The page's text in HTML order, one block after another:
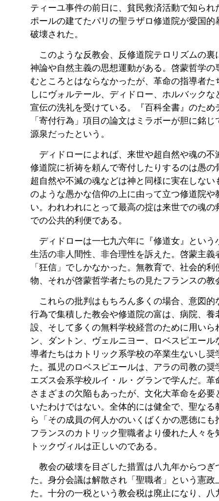
ティーユ事件の前日に、貧民救済活動で知られ
ポールの建てたパリの聖ラザロ修道院が愛国的
破壊された。
このような反教会、反修道院テロリズムの裏
神論や自然主義の思想運動がある。啓蒙哲学の
むところとはならなかったが、革命の指導者た
しにヴォルテール、ディドロー、ホルバック
宣伝の洗礼を受けている。『百科全書』のため
「寄付行為」項目の論文はミラボーが胆に銘
源泉だったという。
ディドローによれば、来世や超自然や魂の不
修道院に祈祷を頼んで寄付したりするのは愚の
超自然や不滅の魂などは神と同様に実在しない
のような愚かな信仰の上に由って立つ修道院や
い。われわれにとって最高の掟は来世での魂の
での公共的利便である。
ディドローは一七九六年に『修道女』という
生活の非人間性、非合理性を訴えた。啓蒙主義
「狂信」でしかなかった。無教育で、社会的
物、それが啓蒙哲学者たちの見たフランスの教
これらの批判はもちろん多くの場合、意図的
行為で集積した教会や修道院の富は、病院、養
設、そして多くの無料学校経営のために用いら
ン、ダントン、ヴェルニヨー、ロベスピエール
導者たちはカトリック系学校の卒業生ないし奨
た。孤児のロベスピエールは、アラの司教の奨
エズス会系学校ルイ・ル・グランで学んだ。革
さまざまの欠陥もあったが、文化大革命を必要
いたわけではない。全体的には健全で、聖なる
ら「その成員の何人かのいくばくかの悪徳にも
フランスのカトリック聖職者より優れた人々を
トックヴィルは正しいのである。
教会の破壊を目ざした措置は八九年からつぎ
た。身分会議は解散され「聖職者」という憲政
た。十分の一税という教会税は廃止になり、八